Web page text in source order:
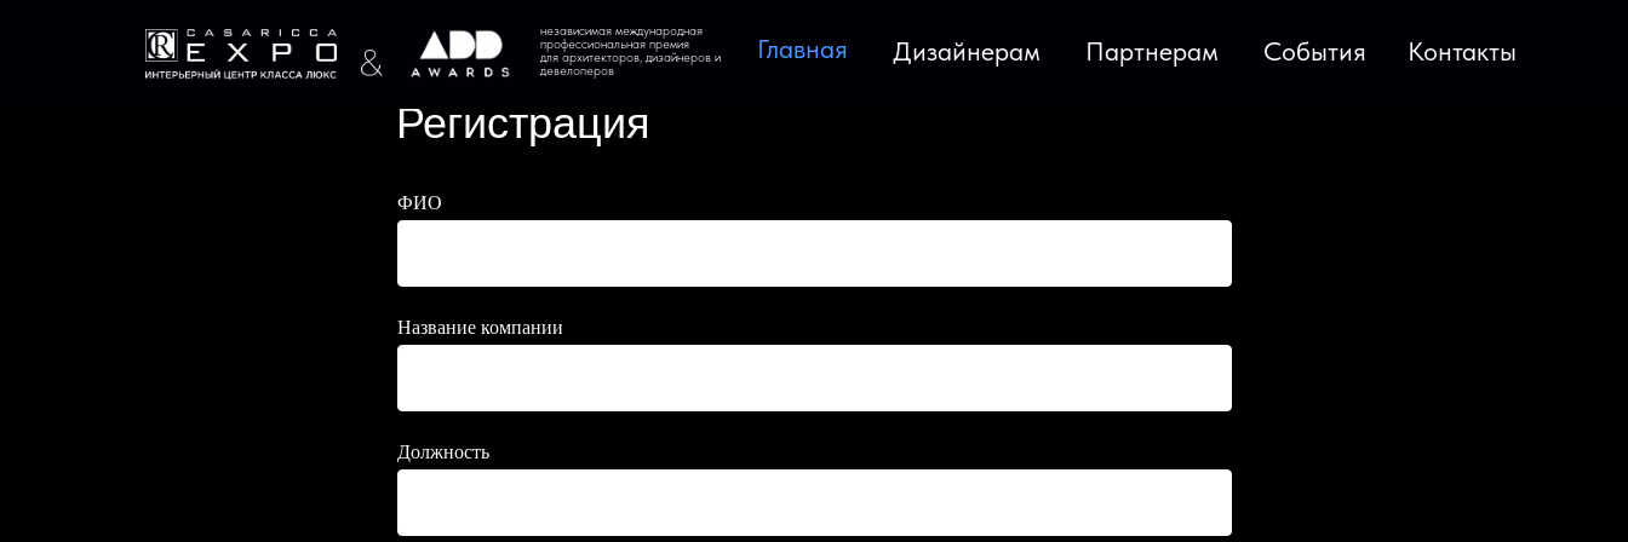
независимая международная
профессиональная премия
для архитекторов, дизайнеров и
девелоперов
Контакты
События
Главная Дизайнерам Партнерам
Регистрация
ФИО
Название компании
Должность